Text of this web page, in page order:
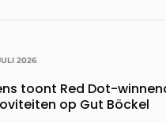
2026
toont Red Dot-
op Gut Böckel